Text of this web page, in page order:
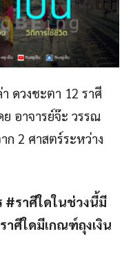
ดวงชะตา 12 ราศี
อาจารย์จ๊ะ วรรณ
2 ศาสตร์ระหว่าง
#ราศีใดในช่วงนี้มี
าศีใดมีเกณฑ์ถุงเงิน